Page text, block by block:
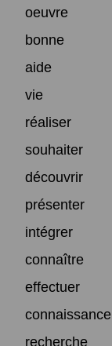
oeuvre
bonne
aide
vie
réaliser
souhaiter
découvrir
présenter
intégrer
connaître
effectuer
connaissance
recherche